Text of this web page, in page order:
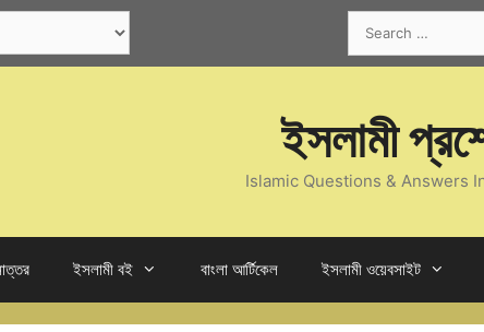
for:
ইসলামী
Islamic Questions & Answers
ইসলামী বই বাংলা আর্টিকেল ইসলামী ওয়েবসাইট